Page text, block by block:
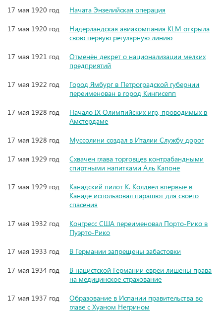
17 мая 1920 год
Начата Энзелийская операция
17 мая 1920 год
Нидерландская авиакомпания KLM открыла
свою первую регулярную линию
17 мая 1921 год
Отменён декрет о национализации мелких
предприятий
17 мая 1922 год
Город Ямбург в Петроградской губернии
переименован в город Кингисепп
17 мая 1928 год
Начало IX Олимпийских игр, проводимых в
Амстердаме
17 мая 1928 год
Муссолини создал в Италии Службу дорог
17 мая 1929 год
Схвачен глава торговцев контрабандными
спиртными напитками Аль Капоне
17 мая 1929 год
Канадский пилот К. Колдвел впервые в
Канаде использовал парашют для своего
спасения
17 мая 1932 год
Конгресс США переименовал Порто-Рико в
Пуэрто-Рико
17 мая 1933 год
В Германии запрещены забастовки
17 мая 1934 год
В нацистской Германии евреи лишены права
на медицинское страхование
17 мая 1937 год
Образование в Испании правительства во
главе с Хуаном Негрином